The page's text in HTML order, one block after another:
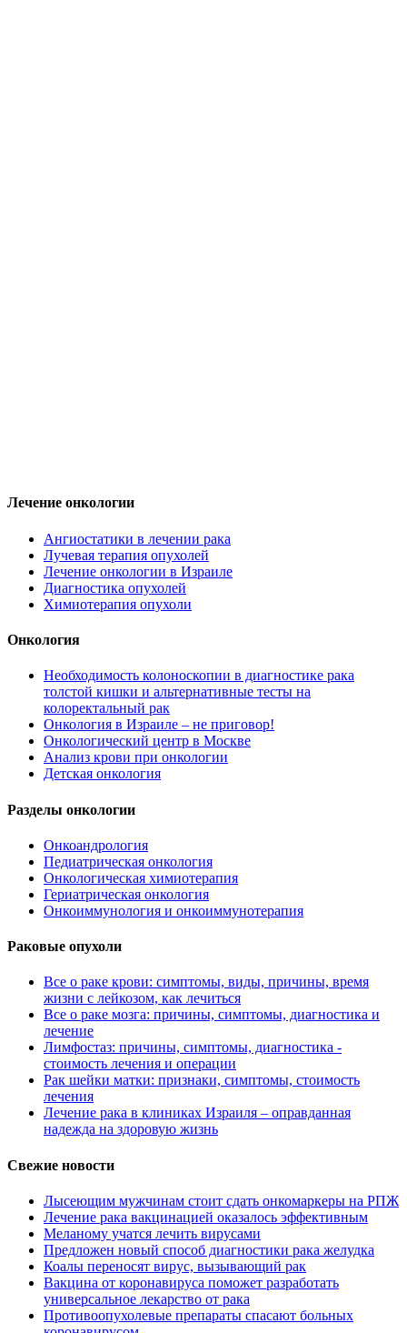
Лечение онкологии
Ангиостатики в лечении рака
Лучевая терапия опухолей
Лечение онкологии в Израиле
Диагностика опухолей
Химиотерапия опухоли
Онкология
Необходимость колоноскопии в диагностике рака
толстой кишки и альтернативные тесты на
колоректальный рак
Онкология в Израиле – не приговор!
Онкологический центр в Москве
Анализ крови при онкологии
Детская онкология
Разделы онкологии
Онкоандрология
Педиатрическая онкология
Онкологическая химиотерапия
Гериатрическая онкология
Онкоиммунология и онкоиммунотерапия
Раковые опухоли
Все о раке крови: симптомы, виды, причины, время
жизни с лейкозом, как лечиться
Все о раке мозга: причины, симптомы, диагностика и
лечение
Лимфостаз: причины, симптомы, диагностика -
стоимость лечения и операции
Рак шейки матки: признаки, симптомы, стоимость
лечения
Лечение рака в клиниках Израиля – оправданная
надежда на здоровую жизнь
Свежие новости
Лысеющим мужчинам стоит сдать онкомаркеры на РПЖ
Лечение рака вакцинацией оказалось эффективным
Меланому учатся лечить вирусами
Предложен новый способ диагностики рака желудка
Коалы переносят вирус, вызывающий рак
Вакцина от коронавируса поможет разработать
универсальное лекарство от рака
Противоопухолевые препараты спасают больных